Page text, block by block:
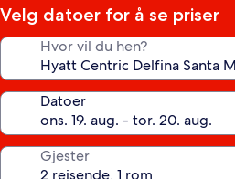
Velg datoer for å se priser
Hvor vil du hen?
Datoer
Gjester